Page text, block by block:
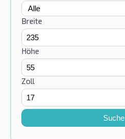
Breite
Höhe
Zoll
Suche